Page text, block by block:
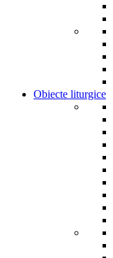
Obiecte liturgice